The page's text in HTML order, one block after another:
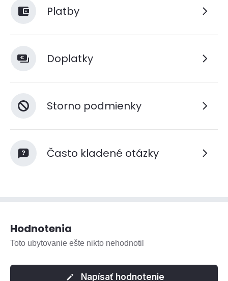
Platby
Doplatky
Storno podmienky
Často kladené otázky
Hodnotenia
Toto ubytovanie ešte nikto nehodnotil
Napísať hodnotenie